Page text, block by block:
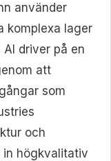
använder
komplexa lager
driver på en
att
som
och
in högkvalitativ